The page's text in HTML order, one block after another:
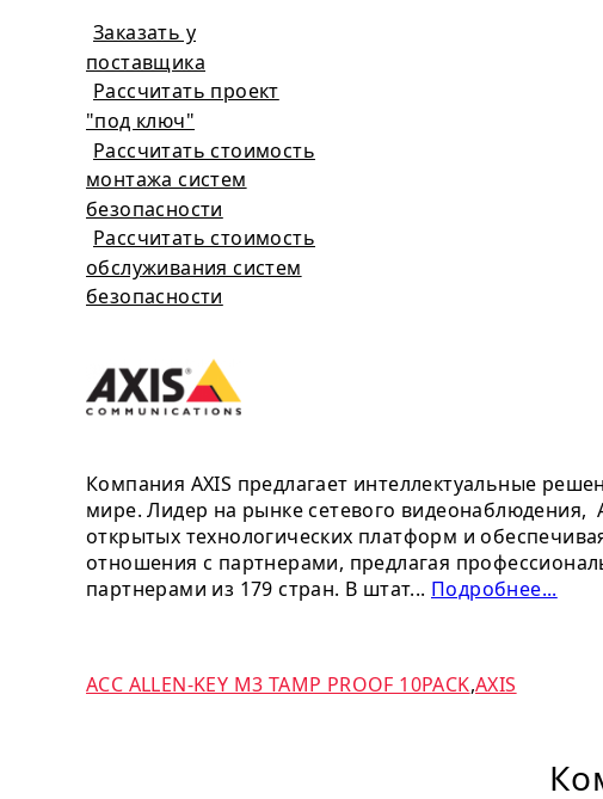
Заказать у
поставщика
Рассчитать проект
"под ключ"
Рассчитать стоимость
монтажа систем
безопасности
Рассчитать стоимость
обслуживания систем
безопасности
Компания AXIS предлагает интеллектуальные
мире. Лидер на рынке сетевого видеонаблюдения,
открытых технологических платформ и
отношения с партнерами, предлагая
партнерами из 179 стран. В штат... Подробнее...
ACC ALLEN-KEY M3 TAMP PROOF 10PACK,AXIS